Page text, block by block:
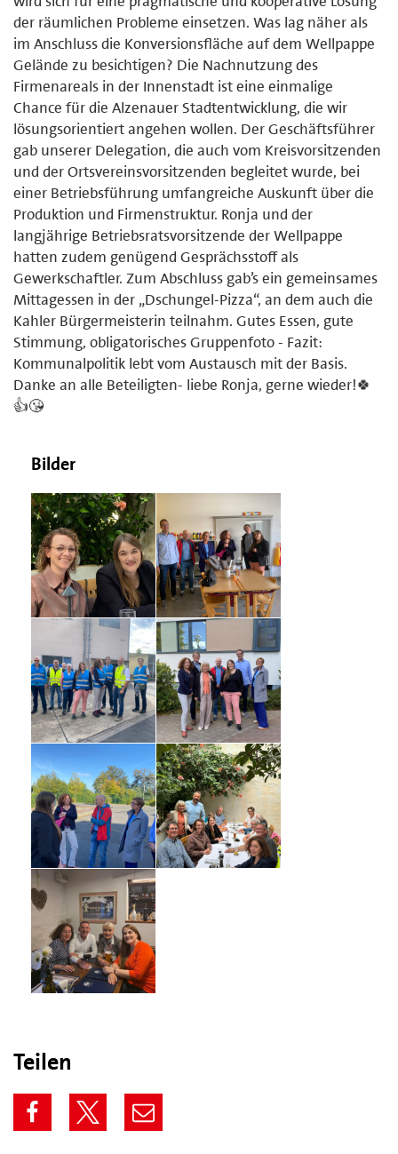
der räumlichen Probleme einsetzen. Was lag näher als
im Anschluss die Konversionsfläche auf dem Wellpappe
Gelände zu besichtigen? Die Nachnutzung des
Firmenareals in der Innenstadt ist eine einmalige
Chance für die Alzenauer Stadtentwicklung, die wir
lösungsorientiert angehen wollen. Der Geschäftsführer
gab unserer Delegation, die auch vom Kreisvorsitzenden
und der Ortsvereinsvorsitzenden begleitet wurde, bei
einer Betriebsführung umfangreiche Auskunft über die
Produktion und Firmenstruktur. Ronja und der
langjährige Betriebsratsvorsitzende der Wellpappe
hatten zudem genügend Gesprächsstoff als
Gewerkschaftler. Zum Abschluss gab’s ein gemeinsames
Mittagessen in der „Dschungel-Pizza“, an dem auch die
Kahler Bürgermeisterin teilnahm. Gutes Essen, gute
Stimmung, obligatorisches Gruppenfoto - Fazit:
Kommunalpolitik lebt vom Austausch mit der Basis.
Danke an alle Beteiligten- liebe Ronja, gerne wieder!🍀
👍😘
Bilder
Teilen